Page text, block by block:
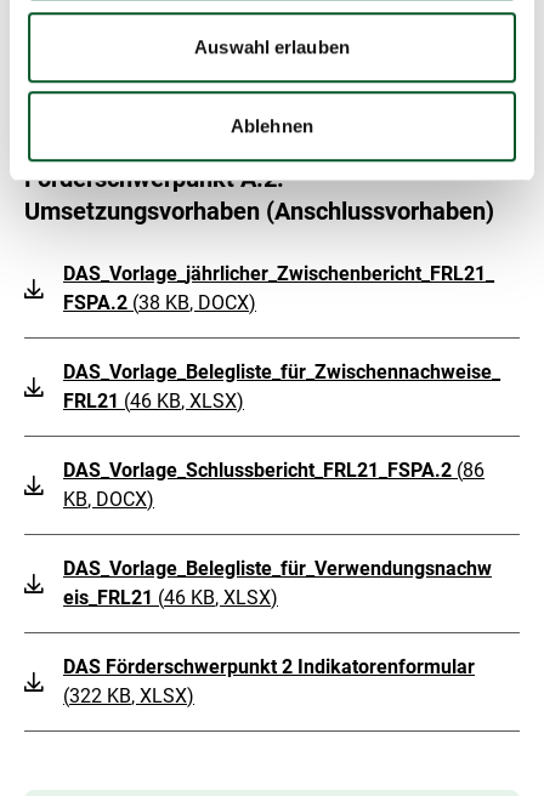
Auswahl erlauben
Ablehnen
Förderschwerpunkt A.2:
Umsetzungsvorhaben (Anschlussvorhaben)
DAS_Vorlage_jährlicher_Zwischenbericht_FRL21_
FSPA.2 (38 KB, DOCX)
DAS_Vorlage_Belegliste_für_Zwischennachweise_
FRL21 (46 KB, XLSX)
DAS_Vorlage_Schlussbericht_FRL21_FSPA.2 (86
KB, DOCX)
DAS_Vorlage_Belegliste_für_Verwendungsnachw
eis_FRL21 (46 KB, XLSX)
DAS Förderschwerpunkt 2 Indikatorenformular
(322 KB, XLSX)